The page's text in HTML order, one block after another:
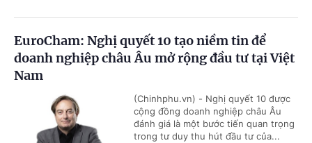
EuroCham: Nghị quyết 10 tạo niềm tin để
doanh nghiệp châu Âu mở rộng đầu tư tại Việt
Nam
(Chinhphu.vn) - Nghị quyết 10 được
cộng đồng doanh nghiệp châu Âu
đánh giá là một bước tiến quan trọng
trong tư duy thu hút đầu tư của...